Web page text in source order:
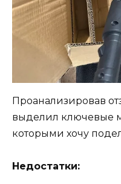
Проанализировав
выделил ключевые
которыми хочу
Недостатки: